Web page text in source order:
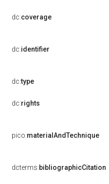
dc:coverage
dc:identifier
dc:type
dc:rights
pico:materialAndTechnique
dcterms:bibliographicCitation